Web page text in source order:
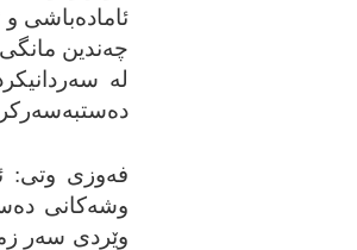
ئاماده‌باشی
چه‌ندین
له‌
فه‌وزی وتی:
وشه‌کانی
وێردی سه‌ر